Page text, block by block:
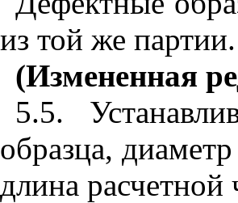
из той же партии.
(Измененная
5.5.
образца,
длина